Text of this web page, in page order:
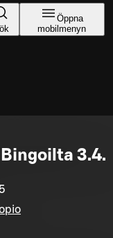
Öppna
mobilmenyn
3.4.